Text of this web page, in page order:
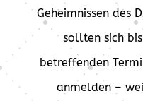
Geheimnissen des
sollten sich
betreffenden
anmelden –